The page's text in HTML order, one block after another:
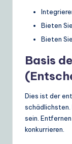
Bieten
Bieten
Basis
Dies ist der
schädlichsten.
sein.
konkurrieren.